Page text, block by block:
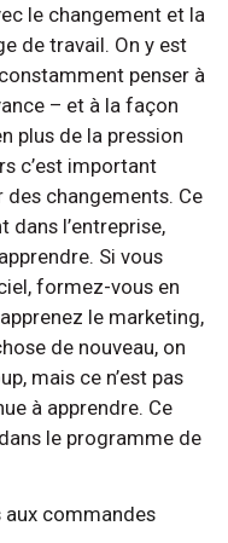
le changement et la
de travail. On y est
penser à
– et à la façon
plus de la pression
c’est important
des changements. Ce
dans l’entreprise,
Si vous
formez-vous en
le marketing,
de nouveau, on
mais ce n’est pas
à apprendre. Ce
le programme de
commandes